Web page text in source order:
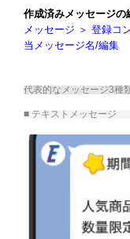
作成済みメッセージの
メッセージ ＞ 登録コ
当メッセージ名/編集
代表的なメッセージ3種
■ テキストメッセージ